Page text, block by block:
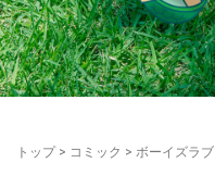
トップ> コミック > ボーイズラブ